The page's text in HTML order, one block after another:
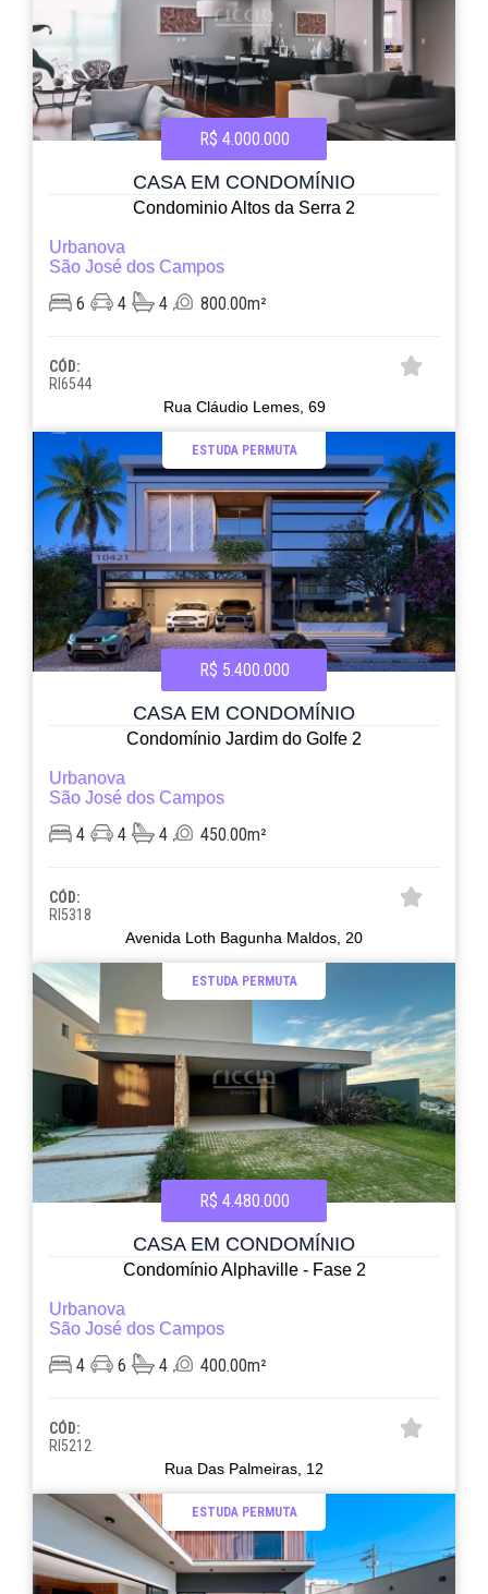
R$ 4.000.000
CASA EM CONDOMÍNIO
Condominio Altos da Serra 2
Urbanova
São José dos Campos
6 4 4 800.00m²
CÓD:
RI6544
Rua Cláudio Lemes, 69
ESTUDA PERMUTA
R$ 5.400.000
CASA EM CONDOMÍNIO
Condomínio Jardim do Golfe 2
Urbanova
São José dos Campos
4 4 4 450.00m²
CÓD:
RI5318
Avenida Loth Bagunha Maldos, 20
ESTUDA PERMUTA
R$ 4.480.000
CASA EM CONDOMÍNIO
Condomínio Alphaville - Fase 2
Urbanova
São José dos Campos
4 6 4 400.00m²
CÓD:
RI5212
Rua Das Palmeiras, 12
ESTUDA PERMUTA